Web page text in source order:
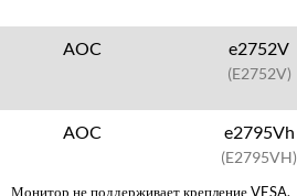
AOC e2752V
(E2752V)
AOC e2795Vh
(E2795VH)
Монитор не поддерживает крепление VESA.